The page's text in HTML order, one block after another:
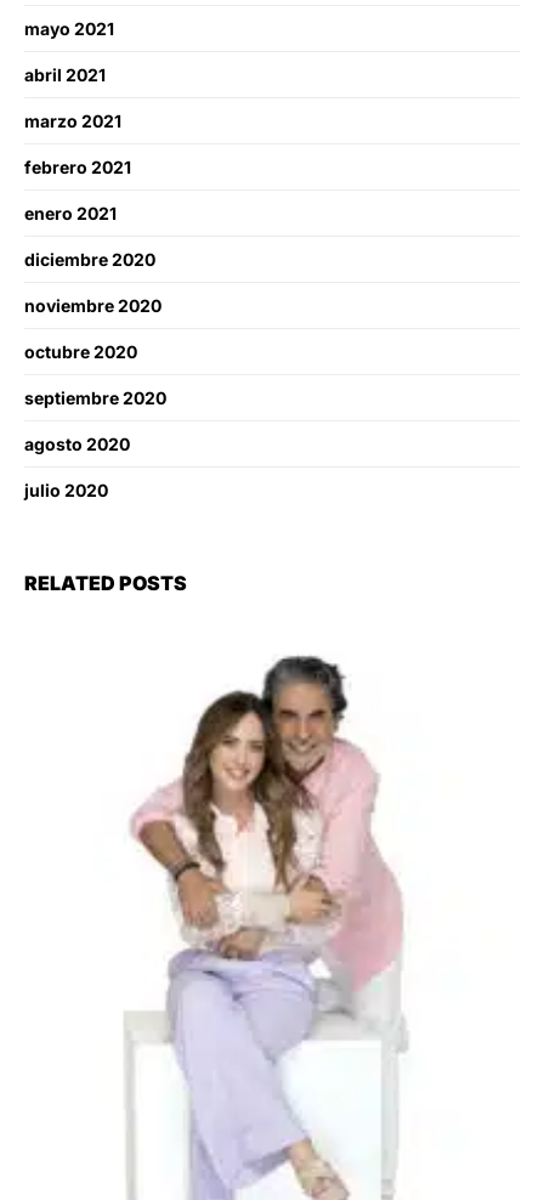
mayo 2021
abril 2021
marzo 2021
febrero 2021
enero 2021
diciembre 2020
noviembre 2020
octubre 2020
septiembre 2020
agosto 2020
julio 2020
RELATED POSTS